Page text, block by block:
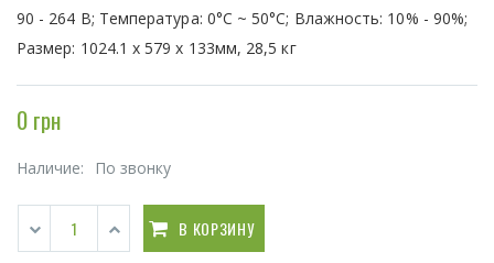
90 - 264 В; Температура: 0°C ~ 50°C; Влажность: 10% - 90%;
Размер: 1024.1 х 579 х 133мм, 28,5 кг
0 грн
Наличие: По звонку
В КОРЗИНУ